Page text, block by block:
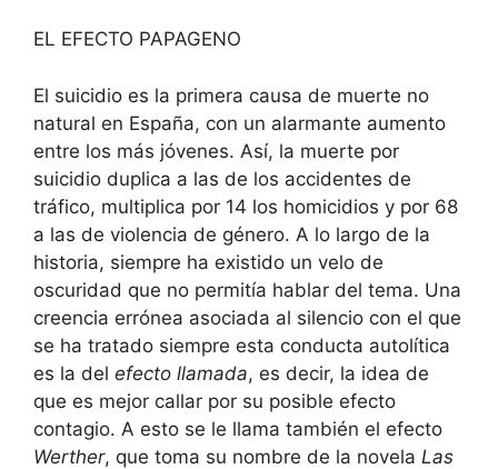
EL EFECTO PAPAGENO
El suicidio es la primera causa de muerte no
natural en España, con un alarmante aumento
entre los más jóvenes. Así, la muerte por
suicidio duplica a las de los accidentes de
tráfico, multiplica por 14 los homicidios y por 68
a las de violencia de género. A lo largo de la
historia, siempre ha existido un velo de
oscuridad que no permitía hablar del tema. Una
creencia errónea asociada al silencio con el que
se ha tratado siempre esta conducta autolítica
es la del efecto llamada, es decir, la idea de
que es mejor callar por su posible efecto
contagio. A esto se le llama también el efecto
Werther, que toma su nombre de la novela Las